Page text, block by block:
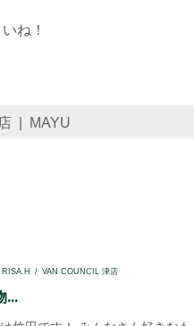
ね！
MAYU
RISA.H VAN COUNCIL 津店
...